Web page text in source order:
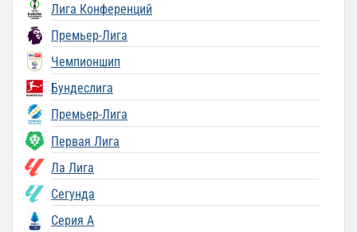
Лига Конференций
Премьер-Лига
Чемпионшип
Бундеслига
Премьер-Лига
Первая Лига
Ла Лига
Сегунда
Серия A